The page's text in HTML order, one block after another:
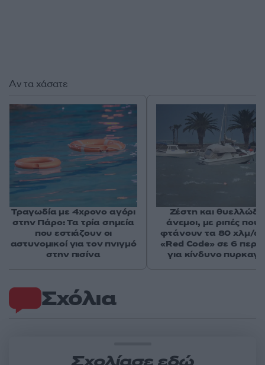
Σχόλια
Αν τα χάσατε
Τραγωδία με 4χρονο αγόρι
στην Πάρο: Τα τρία σημεία
που εστιάζουν οι
αστυνομικοί για τον πνιγμό
στην πισίνα
Ζέστη και
άνεμοι, με ριπές που
φτάνουν τα 80 χλμ/
«Red Code» σε 6
για κίνδυνο